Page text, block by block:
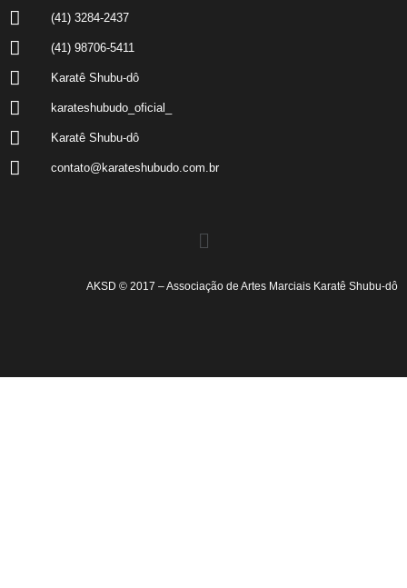
(41) 3284-2437
(41) 98706-5411
Karatê Shubu-dô
karateshubudo_oficial_
Karatê Shubu-dô
contato@karateshubudo.com.br
AKSD © 2017 – Associação de Artes Marciais Karatê Shubu-dô